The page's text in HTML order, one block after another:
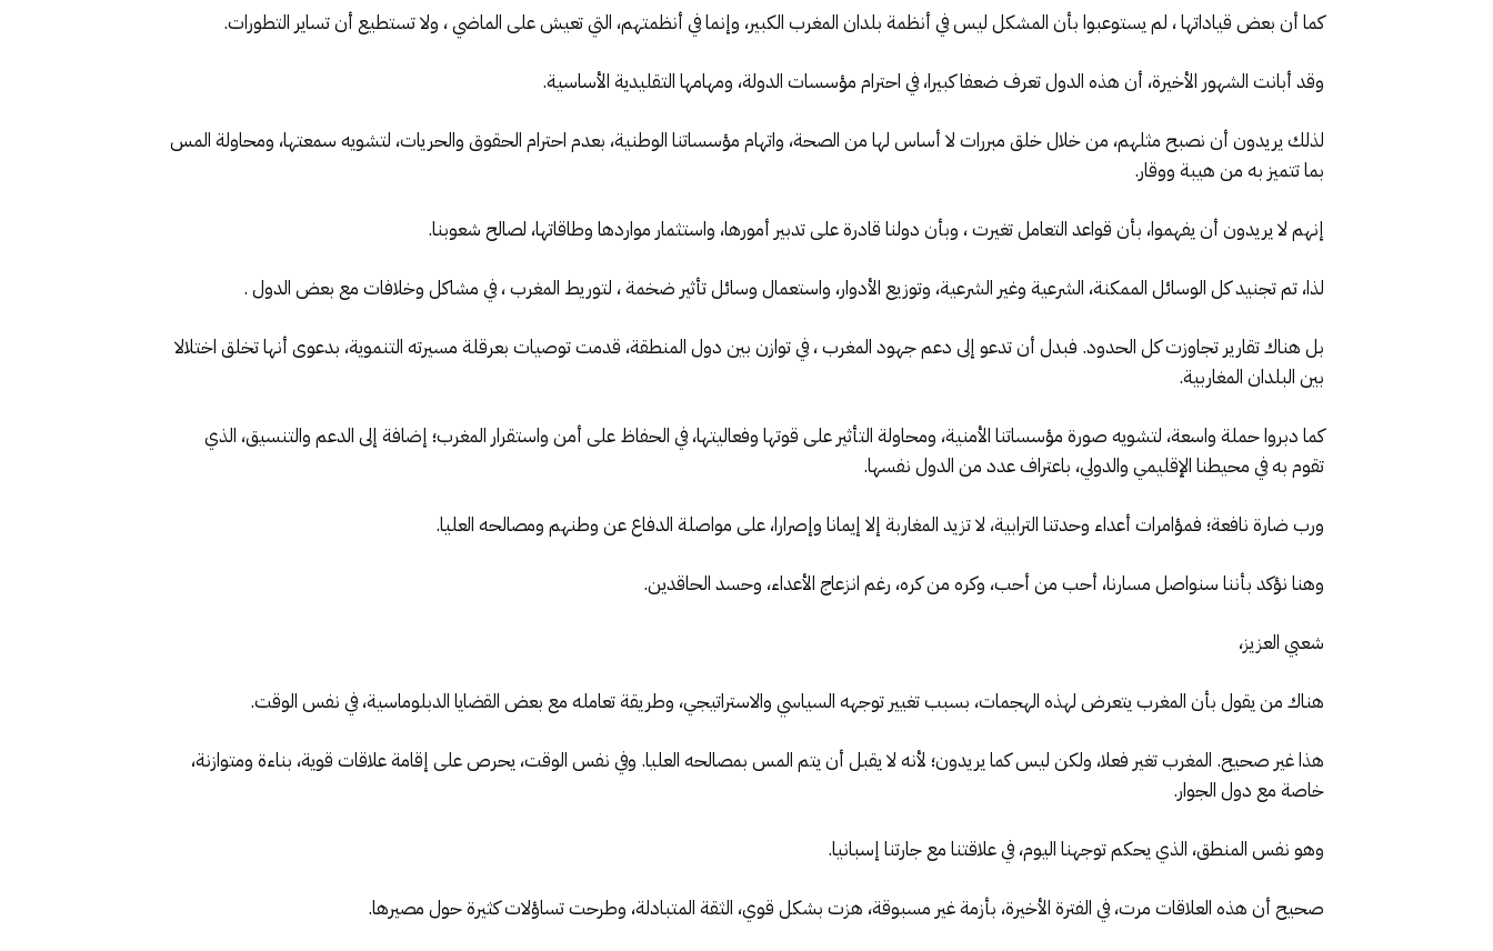
كما أن بعض قياداتها ، لم يستوعبوا بأن المشكل ليس في أنظمة بلدان المغرب الكبير، وإنما في أنظمتهم، التي تعيش على الماضي ، ولا تستطيع أن تساير التطورات.
وقد أبانت الشهور الأخيرة، أن هذه الدول تعرف ضعفا كبيرا، في احترام مؤسسات الدولة، ومهامها التقليدية الأساسية.
لذلك يريدون أن نصبح مثلهم، من خلال خلق مبررات لا أساس لها من الصحة، واتهام مؤسساتنا الوطنية، بعدم احترام الحقوق والحريات، لتشويه سمعتها، ومحاولة المس
بما تتميز به من هيبة ووقار.
إنهم لا يريدون أن يفهموا، بأن قواعد التعامل تغيرت ، وبأن دولنا قادرة على تدبير أمورها، واستثمار مواردها وطاقاتها، لصالح شعوبنا.
لذا، تم تجنيد كل الوسائل الممكنة، الشرعية وغير الشرعية، وتوزيع الأدوار، واستعمال وسائل تأثير ضخمة ، لتوريط المغرب ، في مشاكل وخلافات مع بعض الدول .
بل هناك تقارير تجاوزت كل الحدود. فبدل أن تدعو إلى دعم جهود المغرب ، في توازن بين دول المنطقة، قدمت توصيات بعرقلة مسيرته التنموية، بدعوى أنها تخلق اختلالا
بين البلدان المغاربية.
كما دبروا حملة واسعة، لتشويه صورة مؤسساتنا الأمنية، ومحاولة التأثير على قوتها وفعاليتها، في الحفاظ على أمن واستقرار المغرب؛ إضافة إلى الدعم والتنسيق، الذي
تقوم به في محيطنا الإقليمي والدولي، باعتراف عدد من الدول نفسها.
ورب ضارة نافعة؛ فمؤامرات أعداء وحدتنا الترابية، لا تزيد المغاربة إلا إيمانا وإصرارا، على مواصلة الدفاع عن وطنهم ومصالحه العليا.
وهنا نؤكد بأننا سنواصل مسارنا، أحب من أحب، وكره من كره، رغم انزعاج الأعداء، وحسد الحاقدين.
شعبي العزيز،
هناك من يقول بأن المغرب يتعرض لهذه الهجمات، بسبب تغيير توجهه السياسي والاستراتيجي، وطريقة تعامله مع بعض القضايا الدبلوماسية، في نفس الوقت.
هذا غير صحيح. المغرب تغير فعلا، ولكن ليس كما يريدون؛ لأنه لا يقبل أن يتم المس بمصالحه العليا. وفي نفس الوقت، يحرص على إقامة علاقات قوية، بناءة ومتوازنة،
خاصة مع دول الجوار.
وهو نفس المنطق، الذي يحكم توجهنا اليوم، في علاقتنا مع جارتنا إسبانيا.
صحيح أن هذه العلاقات مرت، في الفترة الأخيرة، بأزمة غير مسبوقة، هزت بشكل قوي، الثقة المتبادلة، وطرحت تساؤلات كثيرة حول مصيرها.